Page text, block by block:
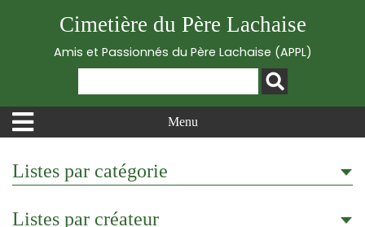
Cimetière du Père Lachaise
Amis et Passionnés du Père Lachaise (APPL)
Menu
Listes par catégorie
Listes par créateur